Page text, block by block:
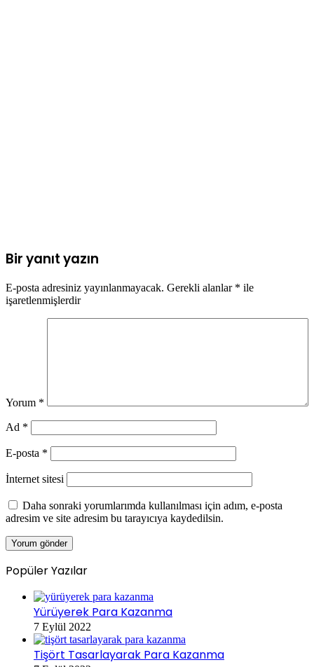
Bir yanıt yazın
E-posta adresiniz yayınlanmayacak. Gerekli alanlar * ile
işaretlenmişlerdir
Yorum *
Ad *
E-posta *
İnternet sitesi
Daha sonraki yorumlarımda kullanılması için adım, e-posta
adresim ve site adresim bu tarayıcıya kaydedilsin.
Popüler Yazılar
Yürüyerek Para Kazanma
7 Eylül 2022
Tişört Tasarlayarak Para Kazanma